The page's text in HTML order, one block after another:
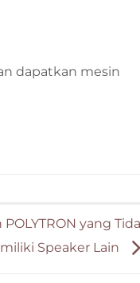
dapatkan mesin
yang
Speaker Lain